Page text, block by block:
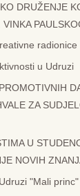
DRUŽENJE
VINKA
radionice
u Udruzi
ZA
U
NOVIH
"Mali princ"